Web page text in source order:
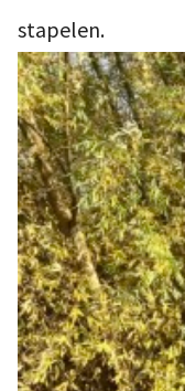
stapelen.